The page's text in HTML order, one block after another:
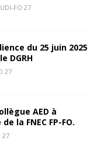
FO 27
du 25 juin 2025
DGRH
27
AED à
la FNEC FP-FO.
27